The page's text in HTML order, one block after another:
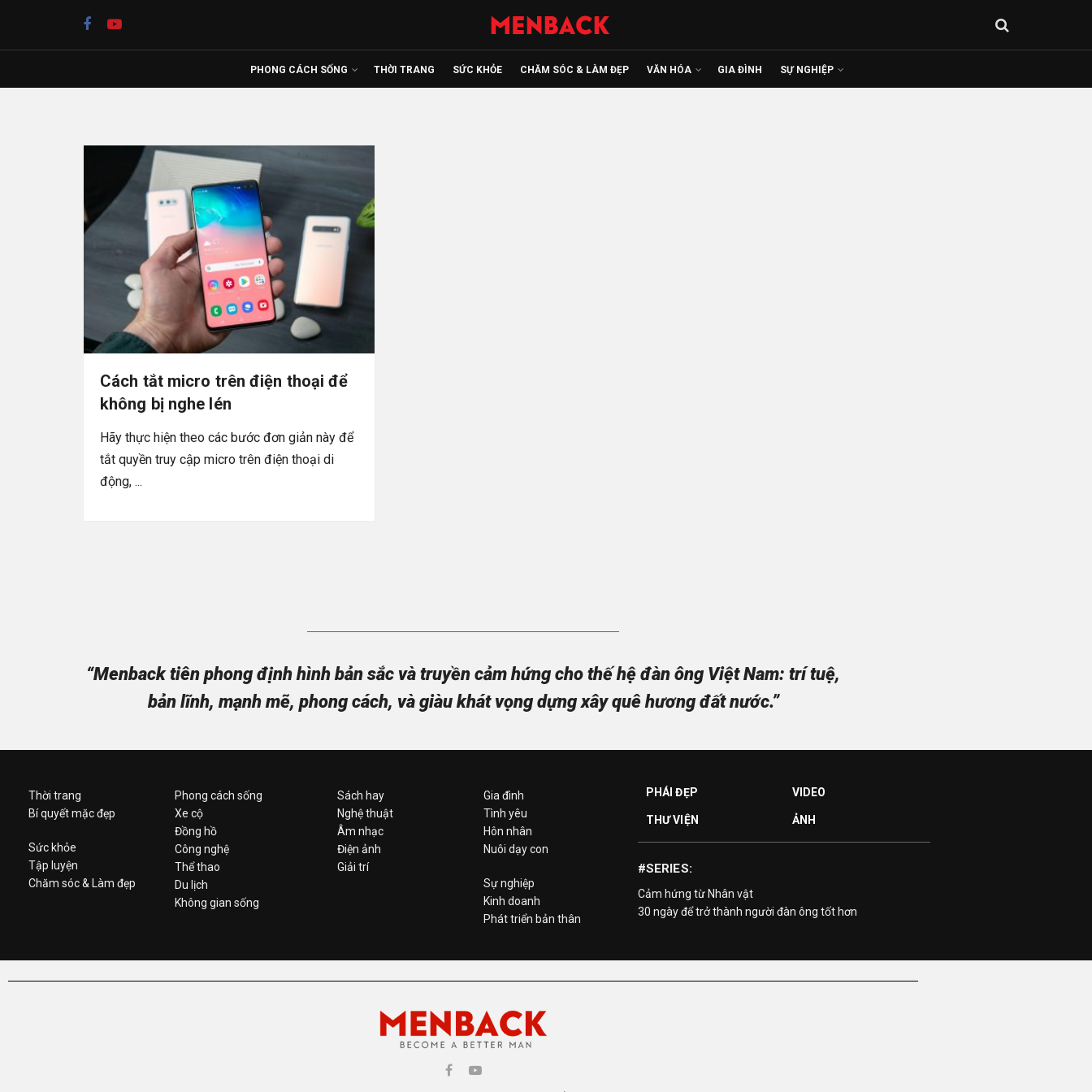
PHONG CÁCH SỐNG THỜI TRANG SỨC KHỎE CHĂM SÓC & LÀM ĐẸP VĂN HÓA GIA ĐÌNH SỰ NGHIỆP
Cách tắt micro trên điện thoại để
không bị nghe lén
Hãy thực hiện theo các bước đơn giản này để
tắt quyền truy cập micro trên điện thoại di
động, ...
“Menback tiên phong định hình bản sắc và truyền cảm hứng cho thế hệ đàn ông Việt Nam: trí tuệ,
bản lĩnh, mạnh mẽ, phong cách, và giàu khát vọng dựng xây quê hương đất nước.”
Thời trang
Bí quyết mặc đẹp
Sức khỏe
Tập luyện
Chăm sóc & Làm đẹp
Phong cách sống
Xe cộ
Đồng hồ
Công nghệ
Thể thao
Du lịch
Không gian sống
Sách hay
Nghệ thuật
Âm nhạc
Điện ảnh
Giải trí
Gia đình
Tình yêu
Hôn nhân
Nuôi dạy con
Sự nghiệp
Kinh doanh
Phát triển bản thân
PHÁI ĐẸP
THƯ VIỆN
VIDEO
ẢNH
#SERIES:
Cảm hứng từ Nhân vật
30 ngày để trở thành người đàn ông tốt hơn